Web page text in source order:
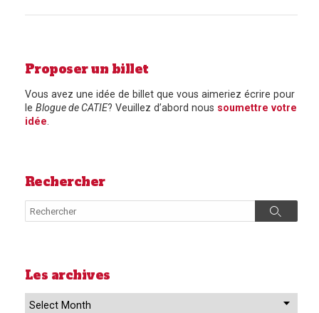
Proposer un billet
Vous avez une idée de billet que vous aimeriez écrire pour
le Blogue de CATIE? Veuillez d’abord nous soumettre votre
idée
Rechercher
Search
Search
Les archives
Les